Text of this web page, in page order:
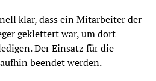
klar, dass ein Mitarbeiter der
geklettert war, um dort
Der Einsatz für die
beendet werden.